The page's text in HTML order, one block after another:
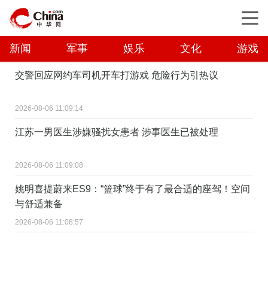
新闻 军事 娱乐 文化 游戏
交警回应网约车司机开车打游戏 危险行为引热议
2026-08-06 11:09:14
江苏一男医生涉嫌骚扰女患者 涉事医生已被处理
2026-08-06 11:09:08
姚明喜提蔚来ES9：“篮球”终于有了最合适的座驾！空间
与舒适兼备
2026-08-06 11:08:57